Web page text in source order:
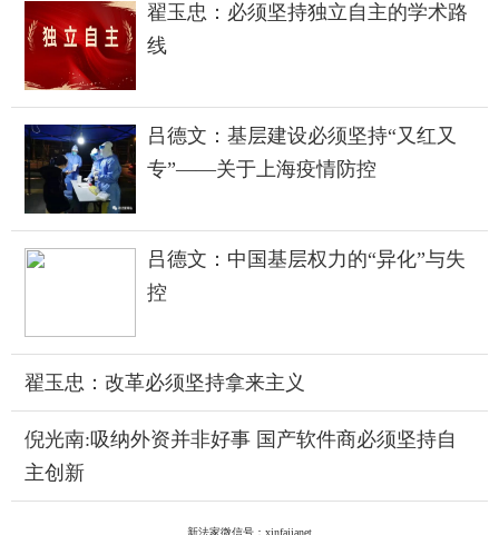
翟玉忠：必须坚持独立自主的学术路
线
吕德文：基层建设必须坚持“又红又
专”——关于上海疫情防控
吕德文：中国基层权力的“异化”与失
控
翟玉忠：改革必须坚持拿来主义
倪光南:吸纳外资并非好事 国产软件商必须坚持自
主创新
新法家微信号：xinfajianet